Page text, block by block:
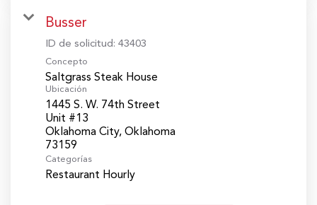
Busser
ID de solicitud: 43403
Concepto
Saltgrass Steak House
Ubicación
1445 S. W. 74th Street
Unit #13
Oklahoma City, Oklahoma
Categorías
Restaurant Hourly